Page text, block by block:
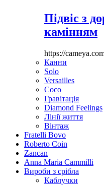
Підвіс з
камінням
https://
Канни
Solo
Versailles
Coco
Гравітація
Diamond Feelings
Лінії життя
Вінтаж
Fratelli Bovo
Roberto Coin
Zancan
Anna Maria Cammilli
Вироби з срібла
Каблучки